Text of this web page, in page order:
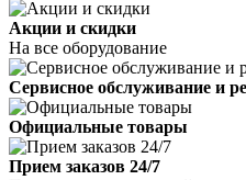
Акции и скидки
На все оборудование
Сервисное обслуживание и
Официальные товары
Прием заказов 24/7